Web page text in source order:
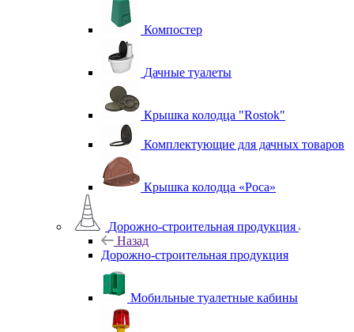
Компостер
Дачные туалеты
Крышка колодца "Rostok"
Комплектующие для дачных товаров
Крышка колодца «Роса»
Дорожно-строительная продукция
Назад
Дорожно-строительная продукция
Мобильные туалетные кабины